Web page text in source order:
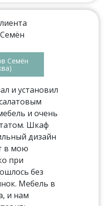
Семён
и установил
и очень
Шкаф
дизайн
в мою
при
без
Мебель в
и нам